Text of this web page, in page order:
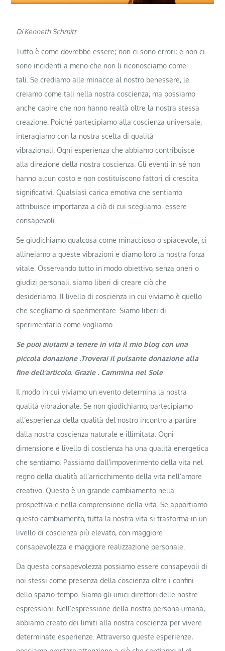
Di Kenneth Schmitt
Tutto è come dovrebbe essere; non ci sono errori; e non ci
sono incidenti a meno che non li riconosciamo come
tali. Se crediamo alle minacce al nostro benessere, le
creiamo come tali nella nostra coscienza, ma possiamo
anche capire che non hanno realtà oltre la nostra stessa
creazione. Poiché partecipiamo alla coscienza universale,
interagiamo con la nostra scelta di qualità
vibrazionali. Ogni esperienza che abbiamo contribuisce
alla direzione della nostra coscienza. Gli eventi in sé non
hanno alcun costo e non costituiscono fattori di crescita
significativi. Qualsiasi carica emotiva che sentiamo
attribuisce importanza a ciò di cui scegliamo essere
consapevoli.
Se giudichiamo qualcosa come minaccioso o spiacevole, ci
allineiamo a queste vibrazioni e diamo loro la nostra forza
vitale. Osservando tutto in modo obiettivo, senza oneri o
giudizi personali, siamo liberi di creare ciò che
desideriamo. Il livello di coscienza in cui viviamo è quello
che scegliamo di sperimentare. Siamo liberi di
sperimentarlo come vogliamo.
Se puoi aiutami a tenere in vita il mio blog con una
piccola donazione .Troverai il pulsante donazione alla
fine dell’articolo. Grazie . Cammina nel Sole
Il modo in cui viviamo un evento determina la nostra
qualità vibrazionale. Se non giudichiamo, partecipiamo
all’esperienza della qualità del nostro incontro a partire
dalla nostra coscienza naturale e illimitata. Ogni
dimensione e livello di coscienza ha una qualità energetica
che sentiamo. Passiamo dall’impoverimento della vita nel
regno della dualità all’arricchimento della vita nell’amore
creativo. Questo è un grande cambiamento nella
prospettiva e nella comprensione della vita. Se apportiamo
questo cambiamento, tutta la nostra vita si trasforma in un
livello di coscienza più elevato, con maggiore
consapevolezza e maggiore realizzazione personale.
Da questa consapevolezza possiamo essere consapevoli di
noi stessi come presenza della coscienza oltre i confini
dello spazio-tempo. Siamo gli unici direttori delle nostre
espressioni. Nell’espressione della nostra persona umana,
abbiamo creato dei limiti alla nostra coscienza per vivere
determinate esperienze. Attraverso queste esperienze,